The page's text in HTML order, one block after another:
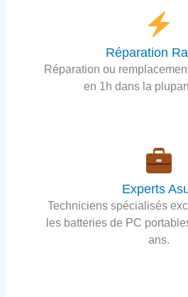
Réparation
Réparation ou
en 1h dans la
Experts
Techniciens spécialisés
les batteries de PC
ans.